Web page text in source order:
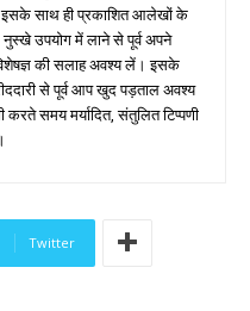
इसके साथ ही प्रकाशित आलेखों के
उपयोग में लाने से पूर्व अपने
की सलाह अवश्य लें। इसके
से पूर्व आप खुद पड़ताल अवश्य
समय मर्यादित, संतुलित टिप्पणी
Twitter